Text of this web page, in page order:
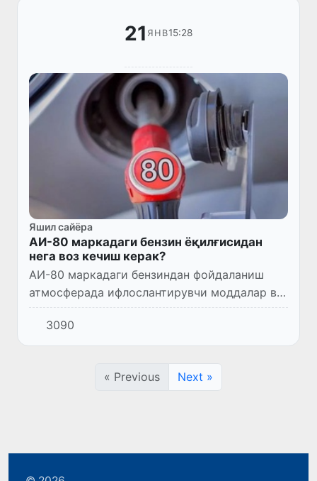
21 ЯНВ15:28
Яшил сайёра
АИ-80 маркадаги бензин ёқилғисидан
нега воз кечиш керак?
АИ-80 маркадаги бензиндан фойдаланиш
атмосферада ифлослантирувчи моддалар ва
оғир металларнинг тўпланиб қолишига олиб
келади.
3090
« Previous Next »